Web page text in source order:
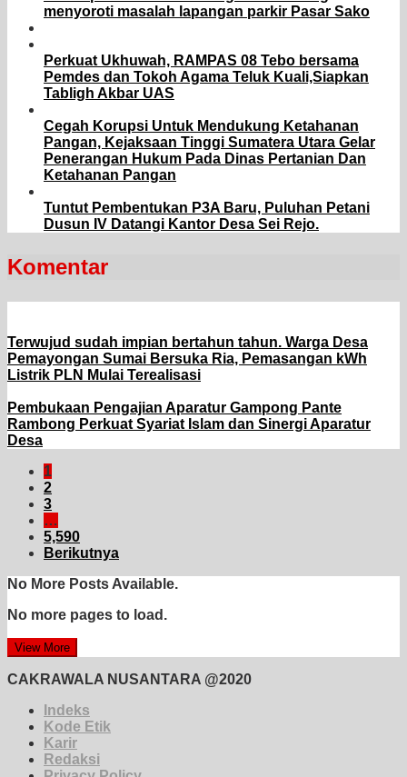
menyoroti masalah lapangan parkir Pasar Sako
Perkuat Ukhuwah, RAMPAS 08 Tebo bersama
Pemdes dan Tokoh Agama Teluk Kuali,Siapkan
Tabligh Akbar UAS
Cegah Korupsi Untuk Mendukung Ketahanan
Pangan, Kejaksaan Tinggi Sumatera Utara Gelar
Penerangan Hukum Pada Dinas Pertanian Dan
Ketahanan Pangan
Tuntut Pembentukan P3A Baru, Puluhan Petani
Dusun IV Datangi Kantor Desa Sei Rejo.
Komentar
Terwujud sudah impian bertahun tahun. Warga Desa
Pemayongan Sumai Bersuka Ria, Pemasangan kWh
Listrik PLN Mulai Terealisasi
Pembukaan Pengajian Aparatur Gampong Pante
Rambong Perkuat Syariat Islam dan Sinergi Aparatur
Desa
1
2
3
…
5,590
Berikutnya
No More Posts Available.
No more pages to load.
View More
CAKRAWALA NUSANTARA @2020
Indeks
Kode Etik
Karir
Redaksi